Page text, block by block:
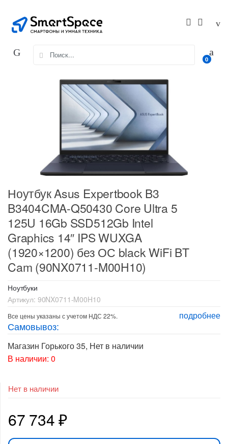
navigation
content
for:
0
Ноутбук Asus Expertbook B3
B3404CMA-Q50430 Core Ultra 5
125U 16Gb SSD512Gb Intel
Graphics 14″ IPS WUXGA
(1920×1200) без ОС black WiFi BT
Cam (90NX0711-M00H10)
Ноутбуки
Артикул: 90NX0711-M00H10
подробнее
Все цены указаны с учетом НДС 22%.
Самовывоз:
Магазин Горького 35, Нет в наличии
В наличии: 0
Нет в наличии
67 734₽